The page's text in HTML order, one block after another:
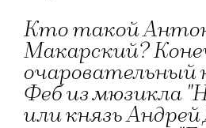
Кто такой
Макарский?
очаровательный
Феб из мюзикла
или князь Андрей